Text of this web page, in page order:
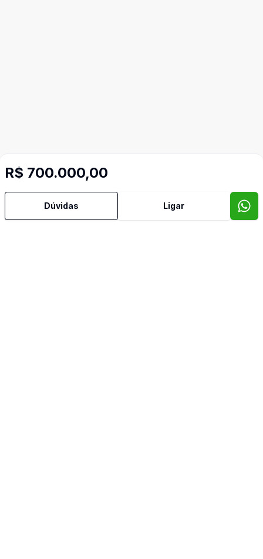
R$ 700.000,00
Dúvidas Ligar